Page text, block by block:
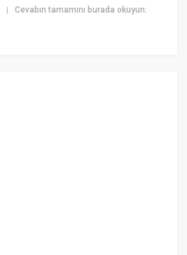
|Cevabın tamamını burada okuyun: